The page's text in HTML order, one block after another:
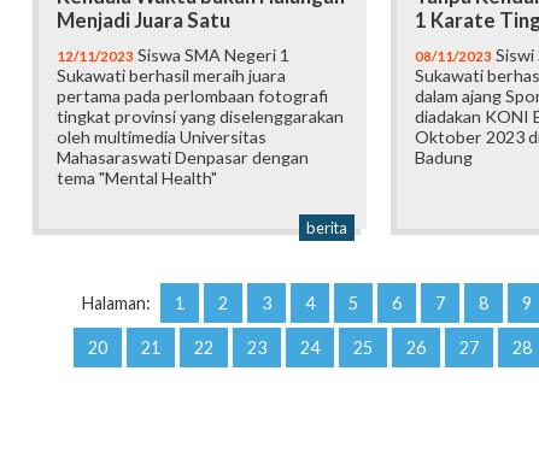
Menjadi Juara Satu
12/11/2023 Siswa SMA Negeri 1
Sukawati berhasil meraih juara
pertama pada perlombaan fotografi
tingkat provinsi yang diselenggarakan
oleh multimedia Universitas
Mahasaraswati Denpasar dengan
tema "Mental Health"
berita
1 Karate
08/11/2023 Siswi
Sukawati
dalam ajang
diadakan KONI
Oktober 2023
Badung
Halaman: 1 2 3 4 5 6 7 8 9
20 21 22 23 24 25 26 27 28